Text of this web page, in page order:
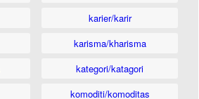
karier/karir
karisma/kharisma
kategori/katagori
komoditi/komoditas